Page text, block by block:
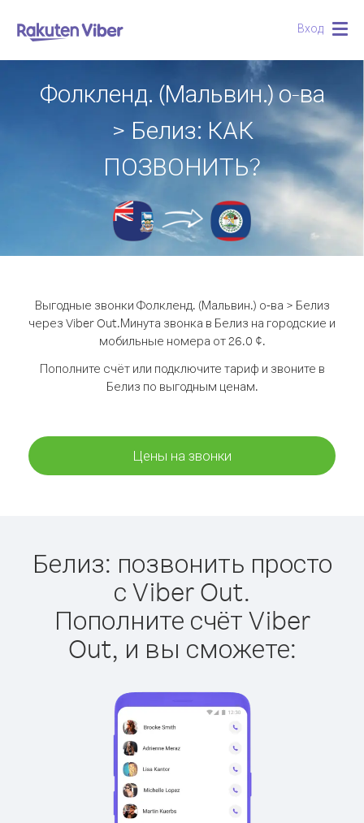
Вход
Фолкленд. (Мальвин.) о-ва
> Белиз: КАК
ПОЗВОНИТЬ?
Выгодные звонки Фолкленд. (Мальвин.) о-ва > Белиз
через Viber Out.Минута звонка в Белиз на городские и
мобильные номера от 26.0 ¢.
Пополните счёт или подключите тариф и звоните в
Белиз по выгодным ценам.
Цены на звонки
Белиз: позвонить просто
с Viber Out.
Пополните счёт Viber
Out, и вы сможете: